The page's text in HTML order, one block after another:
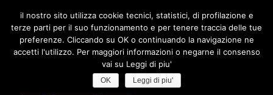
Mondo
Charge
il nostro sito utilizza cookie tecnici, statistici, di profilazione e
terze parti per il suo funzionamento e per tenere traccia delle tue
preferenze. Cliccando su OK o continuando la navigazione ne
accetti l'utilizzo. Per maggiori informazioni o negarne il consenso
vai su Leggi di piu'
OK Leggi di piu'